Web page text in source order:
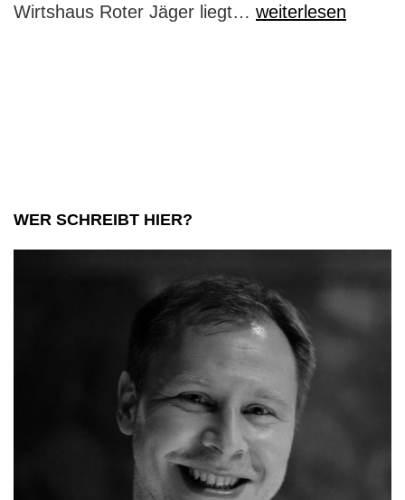
Wirtshaus Roter Jäger liegt… Wirtshaus
weiterlesen
WER SCHREIBT HIER?